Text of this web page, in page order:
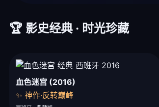
🏆 影史经典 · 时光珍藏
血色迷宫 (2016)
✨ 神作·反转巅峰